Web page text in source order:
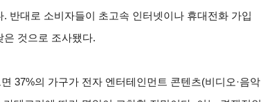
반대로 소비자들이 초고속 인터넷이나 휴대전화 가입
것으로 조사됐다.
37%의 가구가 전자 엔터테인먼트 콘텐츠(비디오·음악